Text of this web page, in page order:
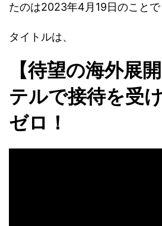
たのは2023年4月19日のことで
タイトルは、
【待望の海外展
テルで接待を受
ゼロ！